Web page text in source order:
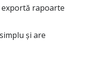
rapoarte
și are